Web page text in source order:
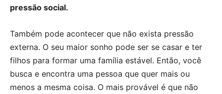
pressão social.
Também pode acontecer que não exista pressão
externa. O seu maior sonho pode ser se casar e ter
filhos para formar uma família estável. Então, você
busca e encontra uma pessoa que quer mais ou
menos a mesma coisa. O mais provável é que não